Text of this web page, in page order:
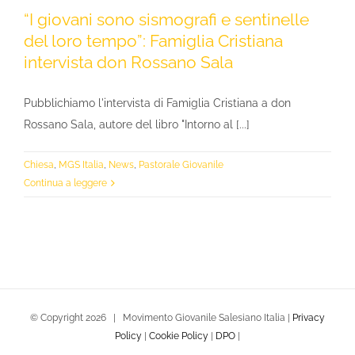
“I giovani sono sismografi e sentinelle
del loro tempo”: Famiglia Cristiana
intervista don Rossano Sala
Pubblichiamo l'intervista di Famiglia Cristiana a don
Rossano Sala, autore del libro "Intorno al [...]
Chiesa, MGS Italia, News, Pastorale Giovanile
Continua a leggere
© Copyright 2026 | Movimento Giovanile Salesiano Italia |
Privacy
Policy
Cookie Policy DPO